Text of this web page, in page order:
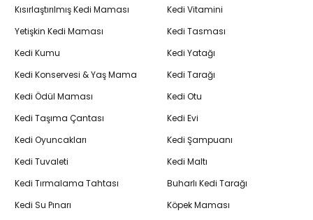
Kısırlaştırılmış Kedi Maması
Yetişkin Kedi Maması
Kedi Kumu
Kedi Konservesi & Yaş Mama
Kedi Ödül Maması
Kedi Taşıma Çantası
Kedi Oyuncakları
Kedi Tuvaleti
Kedi Tırmalama Tahtası
Kedi Su Pınarı
Kedi Vitamini
Kedi Tasması
Kedi Yatağı
Kedi Tarağı
Kedi Otu
Kedi Evi
Kedi Şampuanı
Kedi Maltı
Buharlı Kedi Tarağı
Köpek Maması